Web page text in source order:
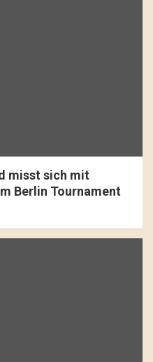
misst sich mit
Berlin Tournament